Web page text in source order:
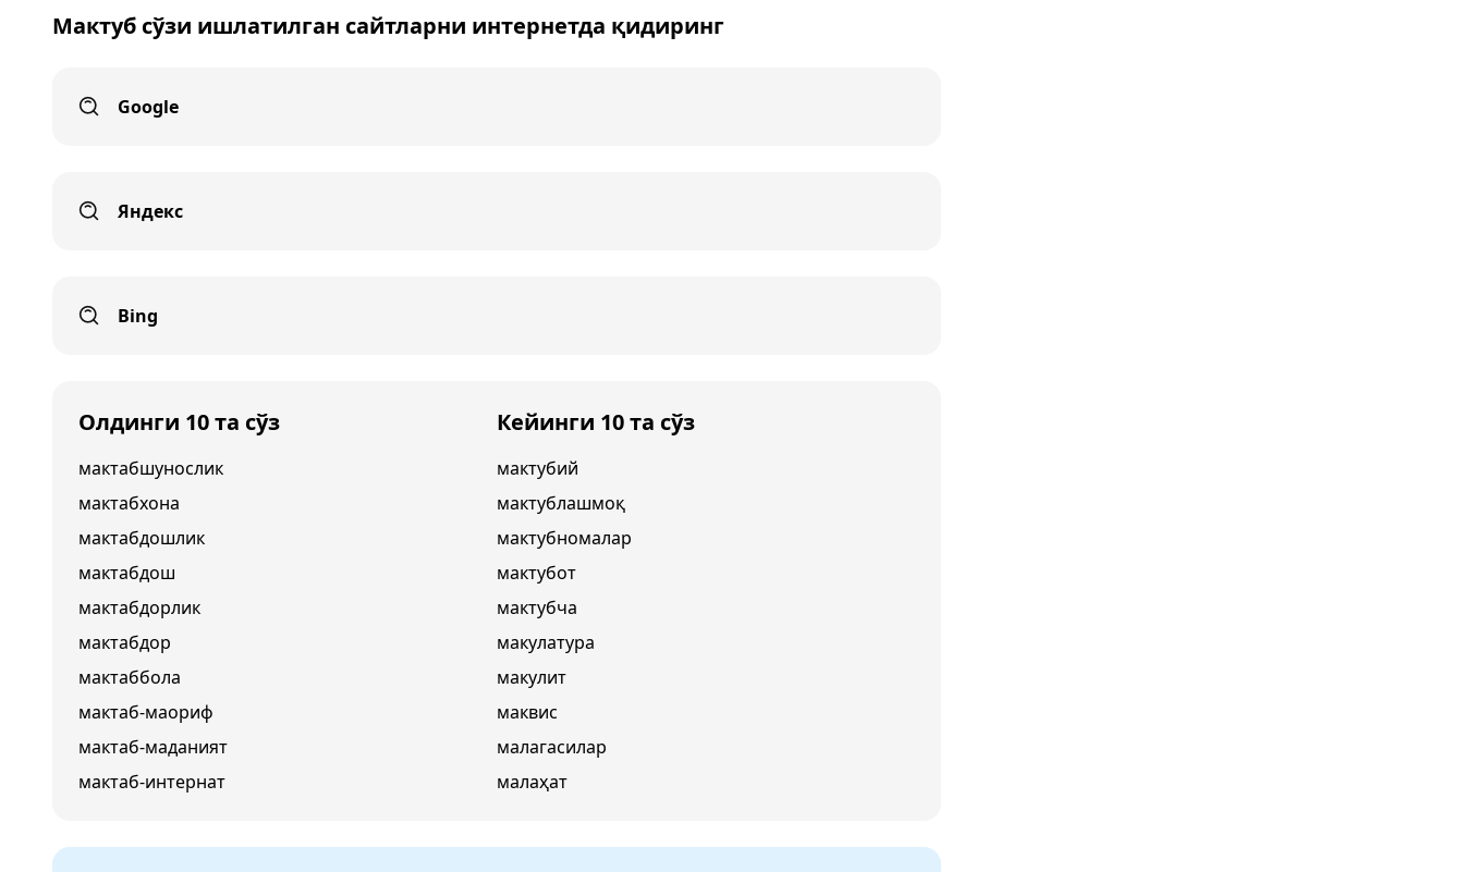
Мактуб сўзи ишлатилган сайтларни интернетда қидиринг
Google
Яндекс
Bing
Олдинги 10 та сўз
мактабшунослик
мактабхона
мактабдошлик
мактабдош
мактабдорлик
мактабдор
мактаббола
мактаб-маориф
мактаб-маданият
мактаб-интернат
Кейинги 10 та сўз
мактубий
мактублашмоқ
мактубномалар
мактубот
мактубча
макулатура
макулит
маквис
малагасилар
малаҳат